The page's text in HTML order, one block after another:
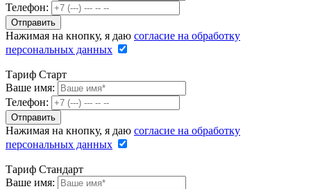
Телефон:
Нажимая на кнопку, я даю согласие на обработку
персональных данных
Тариф Старт
Ваше имя:
Телефон:
Нажимая на кнопку, я даю согласие на обработку
персональных данных
Тариф Стандарт
Ваше имя: